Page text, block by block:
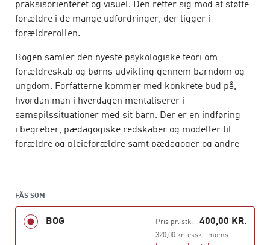
praksisorienteret og visuel. Den retter sig mod at støtte
forældre i de mange udfordringer, der ligger i
forældrerollen.
Bogen samler den nyeste psykologiske teori om
forældreskab og børns udvikling gennem barndom og
ungdom. Forfatterne kommer med konkrete bud på,
hvordan man i hverdagen mentaliserer i
samspilssituationer med sit barn. Der er en indføring
i begreber, pædagogiske redskaber og modeller til
forældre og plejeforældre samt pædagoger og andre
Mentaliseringsbegrebet er i bogen en katalysator for det
daglige arbejde med at understøtte barnets udvikling og
læring. Bogen sætter fokus på at styrke forældre og
professionelle forældres egne mentaliseringsevner,
FÅS SOM
BOG Pris pr. stk.- 400,00 KR.
320,00 kr. ekskl. moms